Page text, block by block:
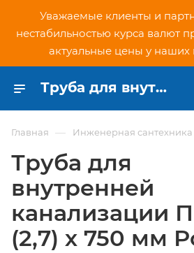
Уважаемые клиенты и
нестабильностью курса валют
актуальные цены у
Труба для внутренней канализации ПП 110 (2,7) х 750 мм Россия - купить по низкой цене в Москве, интернет-магазин PNDtech.ru
Главная — Инженерная сантехника
Труба для
внутренней
канализации
(2,7) х 750 мм